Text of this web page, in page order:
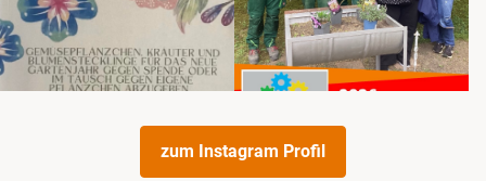
zum Instagram Profil